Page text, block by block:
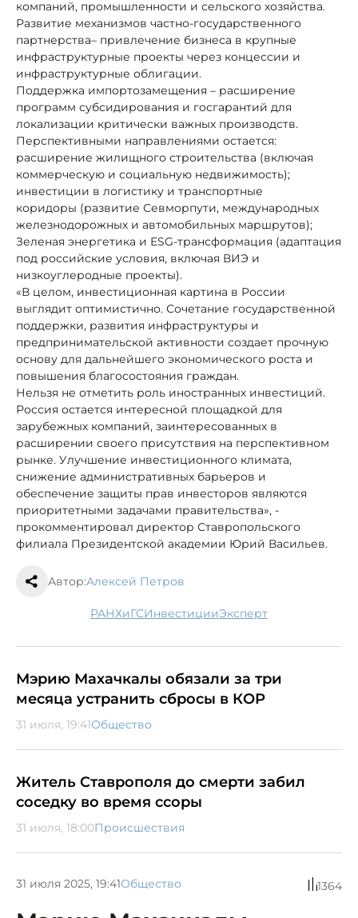
компаний, промышленности и сельского хозяйства.
Развитие механизмов частно-государственного
партнерства– привлечение бизнеса в крупные
инфраструктурные проекты через концессии и
инфраструктурные облигации.
Поддержка импортозамещения – расширение
программ субсидирования и госгарантий для
локализации критически важных производств.
Перспективными направлениями остается:
расширение жилищного строительства (включая
коммерческую и социальную недвижимость);
инвестиции в логистику и транспортные
коридоры (развитие Севморпути, международных
железнодорожных и автомобильных маршрутов);
Зеленая энергетика и ESG-трансформация (адаптация
под российские условия, включая ВИЭ и
низкоуглеродные проекты).
«В целом, инвестиционная картина в России
выглядит оптимистично. Сочетание государственной
поддержки, развития инфраструктуры и
предпринимательской активности создает прочную
основу для дальнейшего экономического роста и
повышения благосостояния граждан.
Нельзя не отметить роль иностранных инвестиций.
Россия остается интересной площадкой для
зарубежных компаний, заинтересованных в
расширении своего присутствия на перспективном
рынке. Улучшение инвестиционного климата,
снижение административных барьеров и
обеспечение защиты прав инвесторов являются
приоритетными задачами правительства», -
прокомментировал директор Ставропольского
филиала Президентской академии Юрий Васильев.
Автор:Алексей Петров
РАНХиГС инвестиции эксперт
Мэрию Махачкалы обязали за три
месяца устранить сбросы в КОР
31 июля, 19:41Общество
Житель Ставрополя до смерти забил
соседку во время ссоры
31 июля, 18:00Происшествия
31 июля 2025, 19:41Общество 1364